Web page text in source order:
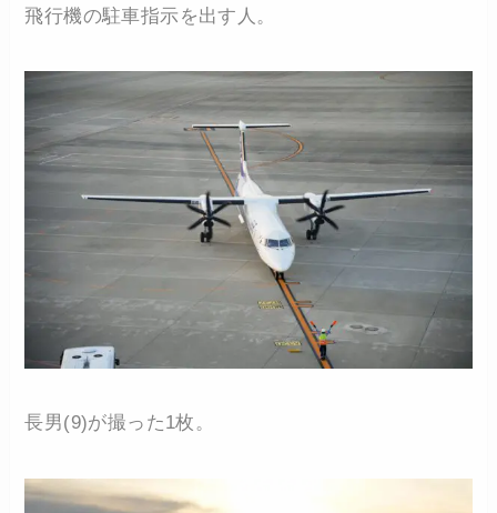
飛行機の駐車指示を出す人。
長男(9)が撮った1枚。